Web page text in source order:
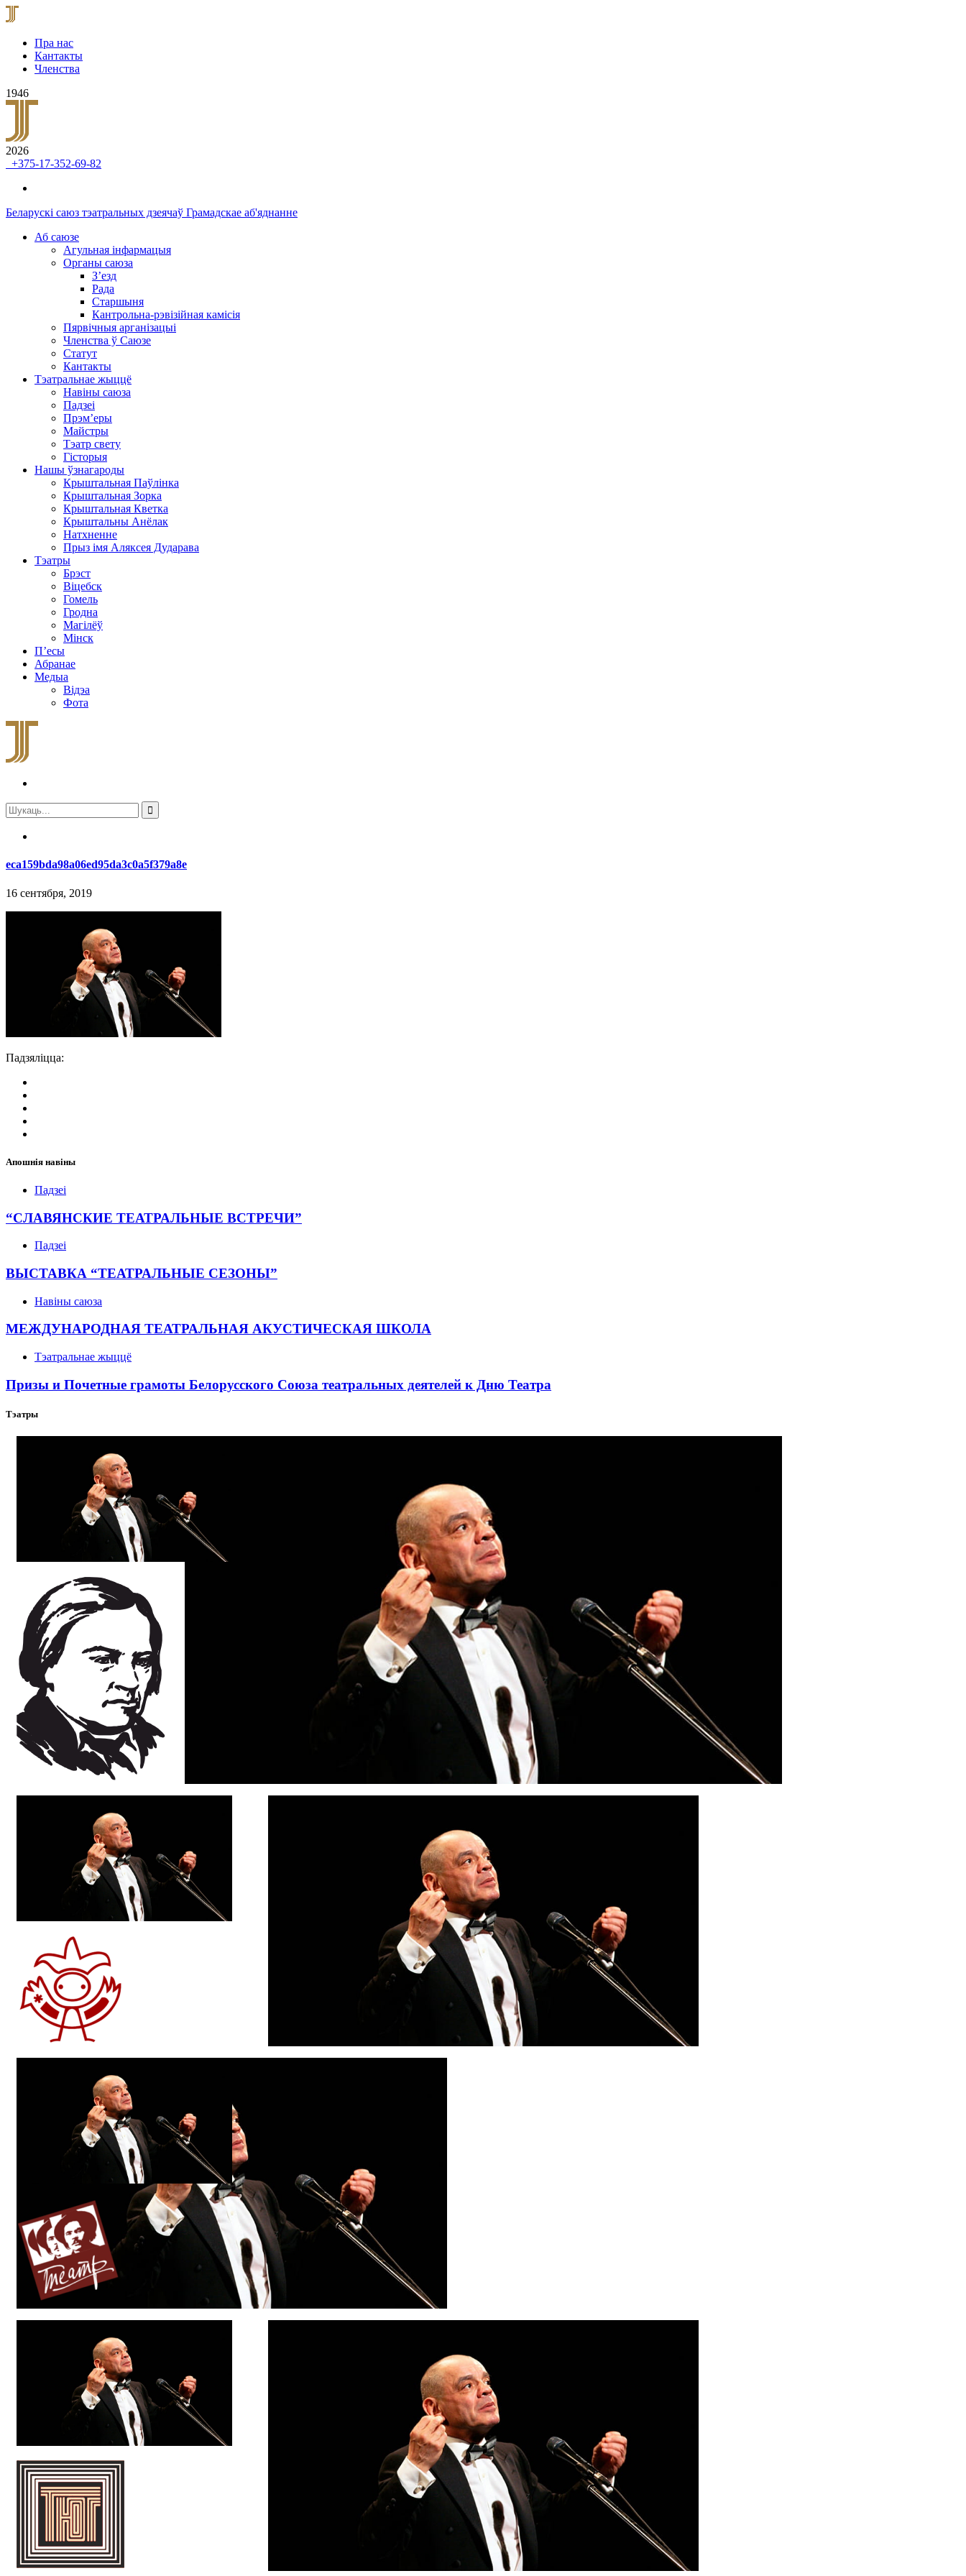
Пра нас
Кантакты
Членства
1946
2026
+375-17-352-69-82
Беларускі саюз тэатральных дзеячаў Грамадскае аб'яднанне
Аб саюзе
Агульная інфармацыя
Органы саюза
З’езд
Рада
Старшыня
Кантрольна-рэвізійная камісія
Пярвічныя арганізацыі
Членства ў Саюзе
Статут
Кантакты
Тэатральнае жыццё
Навіны саюза
Падзеі
Прэм’еры
Майстры
Тэатр свету
Гісторыя
Нашы ўзнагароды
Крыштальная Паўлінка
Крыштальная Зорка
Крыштальная Кветка
Крыштальны Анёлак
Натхненне
Прыз імя Аляксея Дударава
Тэатры
Брэст
Віцебск
Гомель
Гродна
Магілёў
Мінск
П’есы
Абранае
Медыа
Відэа
Фота
eca159bda98a06ed95da3c0a5f379a8e
16 сентября, 2019
Падзяліцца:
Апошнія навіны
Падзеі
“СЛАВЯНСКИЕ ТЕАТРАЛЬНЫЕ ВСТРЕЧИ”
Падзеі
ВЫСТАВКА “ТЕАТРАЛЬНЫЕ СЕЗОНЫ”
Навіны саюза
МЕЖДУНАРОДНАЯ ТЕАТРАЛЬНАЯ АКУСТИЧЕСКАЯ ШКОЛА
Тэатральнае жыццё
Призы и Почетные грамоты Белорусского Союза театральных деятелей к Дню Театра
Тэатры